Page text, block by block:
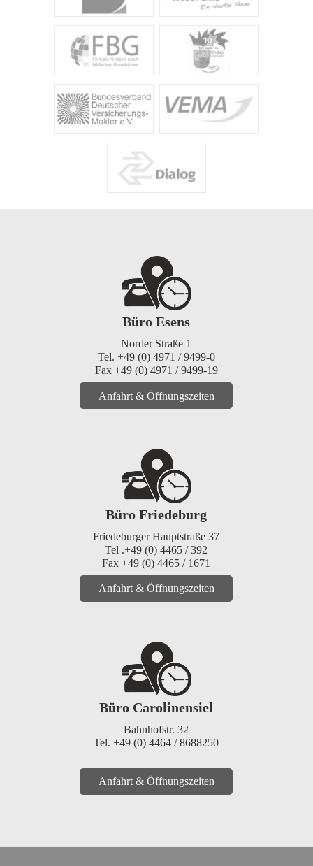
Büro Esens
Norder Straße 1
Tel. +49 (0) 4971 / 9499-0
Fax +49 (0) 4971 / 9499-19
Anfahrt & Öffnungszeiten
Büro Friedeburg
Friedeburger Hauptstraße 37
Tel .+49 (0) 4465 / 392
Fax +49 (0) 4465 / 1671
Anfahrt & Öffnungszeiten
Büro Carolinensiel
Bahnhofstr. 32
Tel. +49 (0) 4464 / 8688250
Anfahrt & Öffnungszeiten